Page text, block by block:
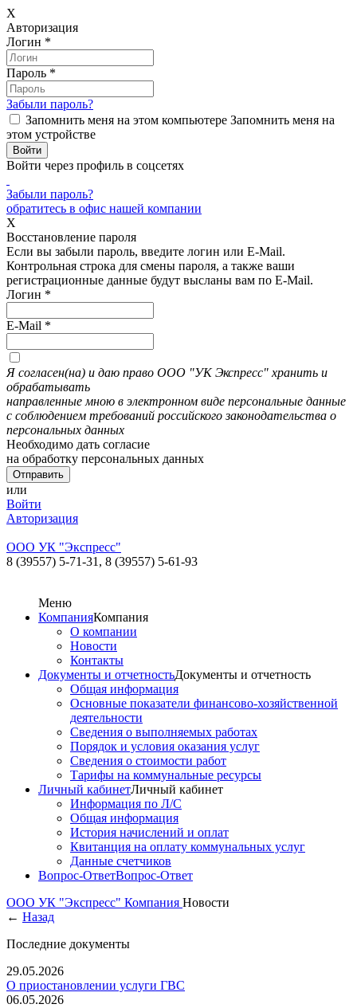
X
Авторизация
Логин *
Пароль *
Забыли пароль?
Запомнить меня на этом компьютере Запомнить меня на
этом устройстве
Войти через профиль в соцсетях
Забыли пароль?
обратитесь в офис нашей компании
X
Восстановление пароля
Если вы забыли пароль, введите логин или E-Mail.
Контрольная строка для смены пароля, а также ваши
регистрационные данные будут высланы вам по E-Mail.
Логин *
E-Mail *
Я согласен(на) и даю право ООО "УК Экспресс" хранить и
обрабатывать
направленные мною в электронном виде персональные данные
с соблюдением требований российского законодательства о
персональных данных
Необходимо дать согласие
на обработку персональных данных
или
Войти
Авторизация
ООО УК "Экспресс"
8 (39557) 5-71-31, 8 (39557) 5-61-93
Меню
КомпанияКомпания
О компании
Новости
Контакты
Документы и отчетностьДокументы и отчетность
Общая информация
Основные показатели финансово-хозяйственной
деятельности
Сведения о выполняемых работах
Порядок и условия оказания услуг
Сведения о стоимости работ
Тарифы на коммунальные ресурсы
Личный кабинетЛичный кабинет
Информация по Л/С
Общая информация
История начислений и оплат
Квитанция на оплату коммунальных услуг
Данные счетчиков
Вопрос-ОтветВопрос-Ответ
ООО УК "Экспресс" Компания Новости
← Назад
Последние документы
29.05.2026
О приостановлении услуги ГВС
06.05.2026